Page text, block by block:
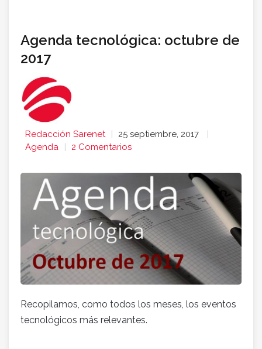
Agenda tecnológica: octubre de
2017
Redacción Sarenet
25 septiembre, 2017
Agenda
2 Comentarios
Recopilamos, como todos los meses, los eventos
tecnológicos más relevantes.